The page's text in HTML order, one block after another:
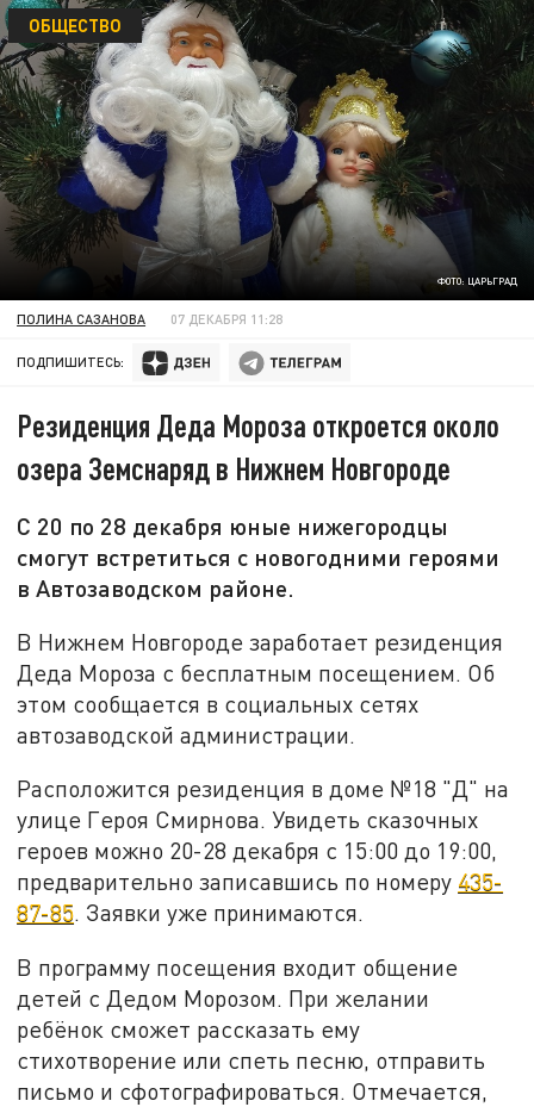
ФОТО: ЦАРЬГРАД
ОБЩЕСТВО
ПОЛИНА САЗАНОВА 07 ДЕКАБРЯ 11:28
ПОДПИШИТЕСЬ:
Резиденция Деда Мороза откроется около
озера Земснаряд в Нижнем Новгороде
С 20 по 28 декабря юные нижегородцы
смогут встретиться с новогодними героями
в Автозаводском районе.
В Нижнем Новгороде заработает резиденция
Деда Мороза с бесплатным посещением. Об
этом сообщается в социальных сетях
автозаводской администрации.
Расположится резиденция в доме №18 "Д" на
улице Героя Смирнова. Увидеть сказочных
героев можно 20-28 декабря с 15:00 до 19:00,
предварительно записавшись по номеру 435-
87-85. Заявки уже принимаются.
В программу посещения входит общение
детей с Дедом Морозом. При желании
ребёнок сможет рассказать ему
стихотворение или спеть песню, отправить
письмо и сфотографироваться. Отмечается,